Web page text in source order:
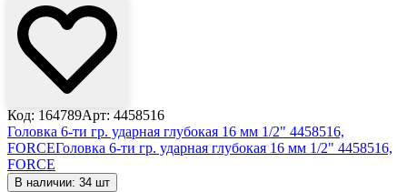
Код: 164789Арт: 4458516
Головка 6-ти гр. ударная глубокая 16 мм 1/2" 4458516,
FORCEГоловка 6-ти гр. ударная глубокая 16 мм 1/2" 4458516,
FORCE
В наличии: 34 шт